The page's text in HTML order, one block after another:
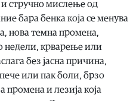
стручно мислење од
бара бенка која се менува
нова темна промена,
недели, крварење или
без јасна причина,
пече или пак боли, брзо
промена и лезија која